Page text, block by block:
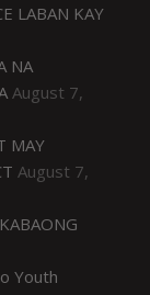
LABAN KAY
NA
August 7,
MAY
August 7,
Youth